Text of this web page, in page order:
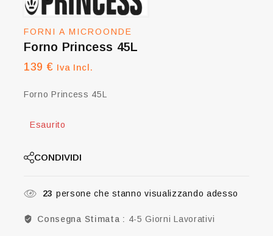
FORNI A MICROONDE
Forno Princess 45L
139 € Iva Incl.
Forno Princess 45L
Esaurito
CONDIVIDI
23 persone che stanno visualizzando adesso
Consegna Stimata : 4-5 Giorni Lavorativi